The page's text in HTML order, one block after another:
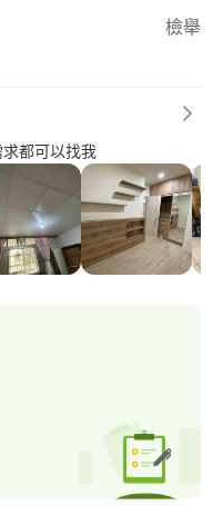
檢舉
都可以找我